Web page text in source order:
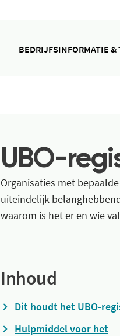
BEDRIJFSINFORMATIE &
UBO-
Organisaties met
uiteindelijk
waarom is het er en wie
Inhoud
Dit houdt het UBO-
Hulpmiddel voor het